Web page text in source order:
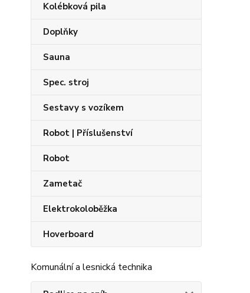
Kolébková pila
Doplňky
Sauna
Spec. stroj
Sestavy s vozíkem
Robot | Příslušenství
Robot
Zametač
Elektrokoloběžka
Hoverboard
Komunální a lesnická technika